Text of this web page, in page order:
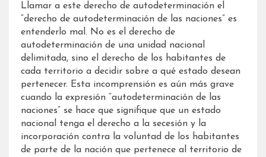
Llamar a este derecho de autodeterminación el
“derecho de autodeterminación de las naciones” es
entenderlo mal. No es el derecho de
autodeterminación de una unidad nacional
delimitada, sino el derecho de los habitantes de
cada territorio a decidir sobre a qué estado desean
pertenecer. Esta incomprensión es aún más grave
cuando la expresión “autodeterminación de las
naciones” se hace que signifique que un estado
nacional tenga el derecho a la secesión y la
incorporación contra la voluntad de los habitantes
de parte de la nación que pertenece al territorio de